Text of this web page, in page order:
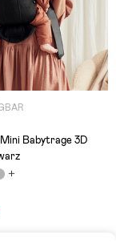
Babytrage 3D